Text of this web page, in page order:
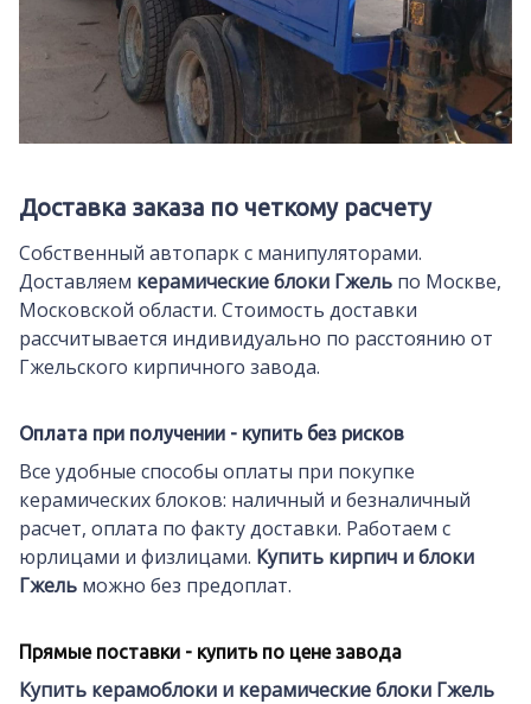
Доставка заказа по четкому расчету
Собственный автопарк с манипуляторами.
Доставляем керамические блоки Гжель по Москве,
Московской области. Стоимость доставки
рассчитывается индивидуально по расстоянию от
Гжельского кирпичного завода.
Оплата при получении - купить без рисков
Все удобные способы оплаты при покупке
керамических блоков: наличный и безналичный
расчет, оплата по факту доставки. Работаем с
юрлицами и физлицами. Купить кирпич и блоки
Гжель можно без предоплат.
Прямые поставки - купить по цене завода
Купить керамоблоки и керамические блоки Гжель